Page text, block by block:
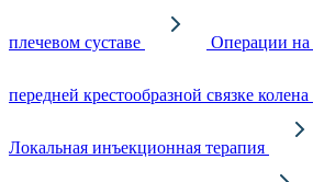
плечевом суставе Операции на
передней крестообразной связке колена
Локальная инъекционная терапия